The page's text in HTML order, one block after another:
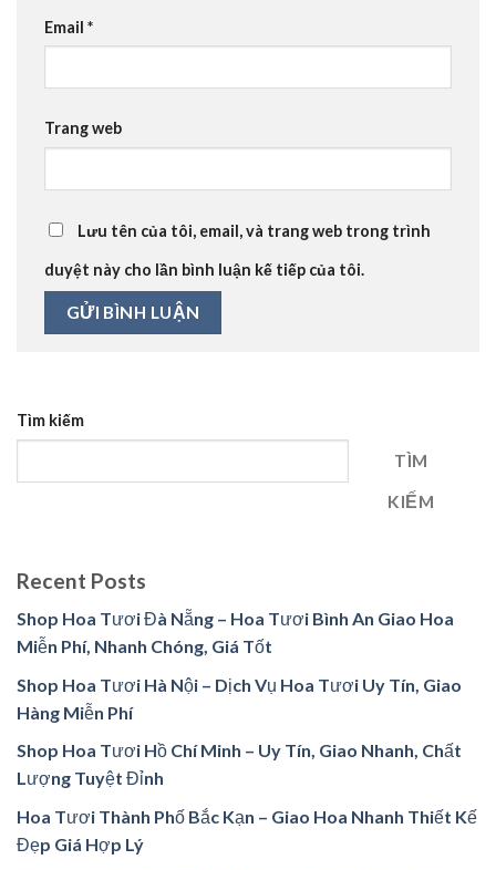
Email *
Trang web
Lưu tên của tôi, email, và trang web trong trình
duyệt này cho lần bình luận kế tiếp của tôi.
Tìm kiếm
TÌM
KIẾM
Recent Posts
Shop Hoa Tươi Đà Nẵng – Hoa Tươi Bình An Giao Hoa
Miễn Phí, Nhanh Chóng, Giá Tốt
Shop Hoa Tươi Hà Nội – Dịch Vụ Hoa Tươi Uy Tín, Giao
Hàng Miễn Phí
Shop Hoa Tươi Hồ Chí Minh – Uy Tín, Giao Nhanh, Chất
Lượng Tuyệt Đỉnh
Hoa Tươi Thành Phố Bắc Kạn – Giao Hoa Nhanh Thiết Kế
Đẹp Giá Hợp Lý